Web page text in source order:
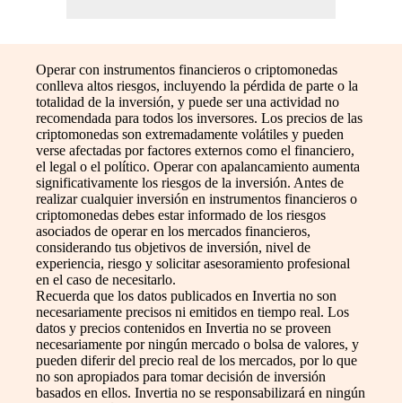
Operar con instrumentos financieros o criptomonedas
conlleva altos riesgos, incluyendo la pérdida de parte o la
totalidad de la inversión, y puede ser una actividad no
recomendada para todos los inversores. Los precios de las
criptomonedas son extremadamente volátiles y pueden
verse afectadas por factores externos como el financiero,
el legal o el político. Operar con apalancamiento aumenta
significativamente los riesgos de la inversión. Antes de
realizar cualquier inversión en instrumentos financieros o
criptomonedas debes estar informado de los riesgos
asociados de operar en los mercados financieros,
considerando tus objetivos de inversión, nivel de
experiencia, riesgo y solicitar asesoramiento profesional
en el caso de necesitarlo.
Recuerda que los datos publicados en Invertia no son
necesariamente precisos ni emitidos en tiempo real. Los
datos y precios contenidos en Invertia no se proveen
necesariamente por ningún mercado o bolsa de valores, y
pueden diferir del precio real de los mercados, por lo que
no son apropiados para tomar decisión de inversión
basados en ellos. Invertia no se responsabilizará en ningún